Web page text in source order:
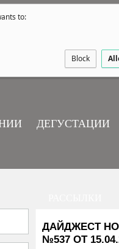
to:
Block
ДЕГУСТАЦИИ
ДАЙДЖЕСТ
№537 ОТ